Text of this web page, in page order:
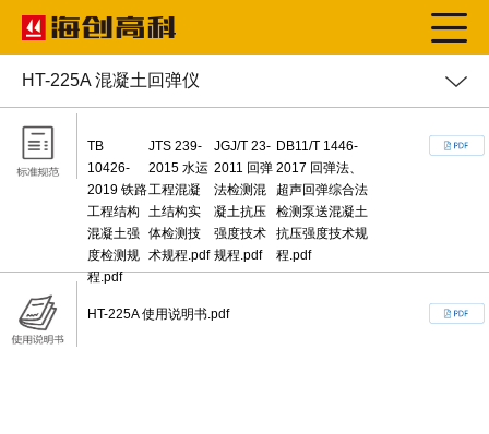
HT-225A 混凝土回弹仪
TB
10426-
2019 铁路
工程结构
混凝土强
度检测规
程.pdf
JTS 239-
2015 水运
工程混凝
土结构实
体检测技
术规程.pdf
JGJ/T 23-
2011 回弹
法检测混
凝土抗压
强度技术
规程.pdf
DB11/T 1446-
2017 回弹法、
超声回弹综合法
检测泵送混凝土
抗压强度技术规
程.pdf
HT-225A 使用说明书.pdf